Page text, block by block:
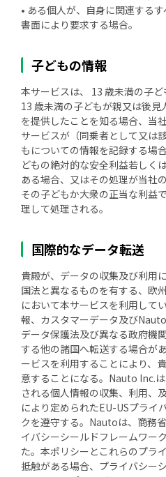
• ある個人が、自身に関連する
書面により要求する場合。
子どもの情報
本サービスは、 13 歳未満の子ど
13 歳未満の子どもが親又は後
を提供したことを知る場合、当
サービスが（同乗者として又は
もについての情報を記録する場
どもの絶対的な安全利益若しく
ある場合、又はその処理が当社
その子どもか大衆の正当な利益
理して処理される。
国際的なデータ転送
貴殿が、データの収集及び利用
国法と異なるものを有する、欧
において本サービスを利用して
報、カスタマーデータ及び
データ保護法及び異なる政府機
する他の諸国へ転送する場合が
ービスを利用することにより、
意することになる。Nauto Inc.
される個人情報の収集、利用、
により定められたEU-USプライ
クを遵守する。Nautoは、商務
イバシーシールドフレームワー
た。本ポリシーとこれらのプラ
抵触がある場合、プライバシー